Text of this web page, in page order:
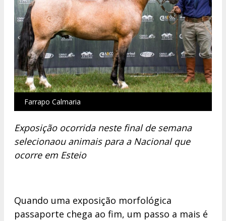
Farrapo Calmaria
Exposição ocorrida neste final de semana
selecionaou animais para a Nacional que
ocorre em Esteio
Quando uma exposição morfológica
passaporte chega ao fim, um passo a mais é